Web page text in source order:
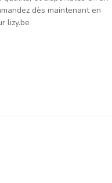
dès maintenant en
lizy.be